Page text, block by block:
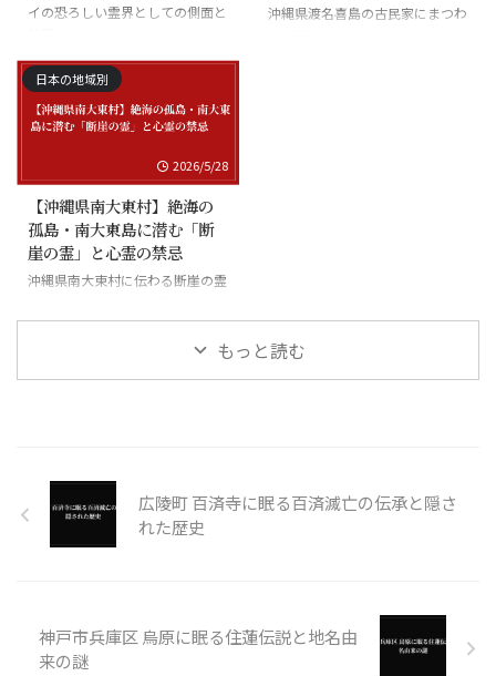
イの恐ろしい霊界としての側面と
沖縄県渡名喜島の古民家にまつわ
日本の地域別
2026/5/28
【沖縄県南大東村】絶海の
孤島・南大東島に潜む「断
崖の霊」と心霊の禁忌
沖縄県南大東村に伝わる断崖の霊
もっと読む
広陵町 百済寺に眠る百済滅亡の伝承と隠さ
れた歴史
神戸市兵庫区 烏原に眠る住蓮伝説と地名由
来の謎